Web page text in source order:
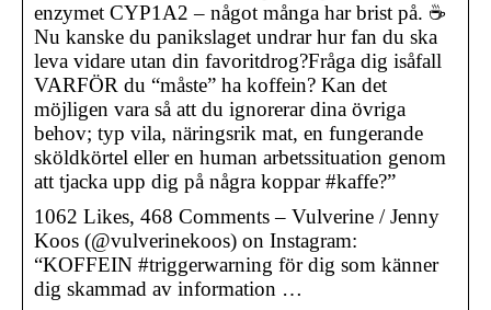
enzymet CYP1A2 – något många har brist på. ☕️
Nu kanske du panikslaget undrar hur fan du ska
leva vidare utan din favoritdrog?Fråga dig isåfall
VARFÖR du “måste” ha koffein? Kan det
möjligen vara så att du ignorerar dina övriga
behov; typ vila, näringsrik mat, en fungerande
sköldkörtel eller en human arbetssituation genom
att tjacka upp dig på några koppar #kaffe?”
1062 Likes, 468 Comments – Vulverine / Jenny
Koos (@vulverinekoos) on Instagram:
“KOFFEIN #triggerwarning för dig som känner
dig skammad av information …